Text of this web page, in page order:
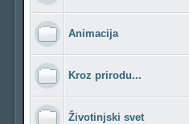
Animacija
Kroz prirodu...
Životinjski svet